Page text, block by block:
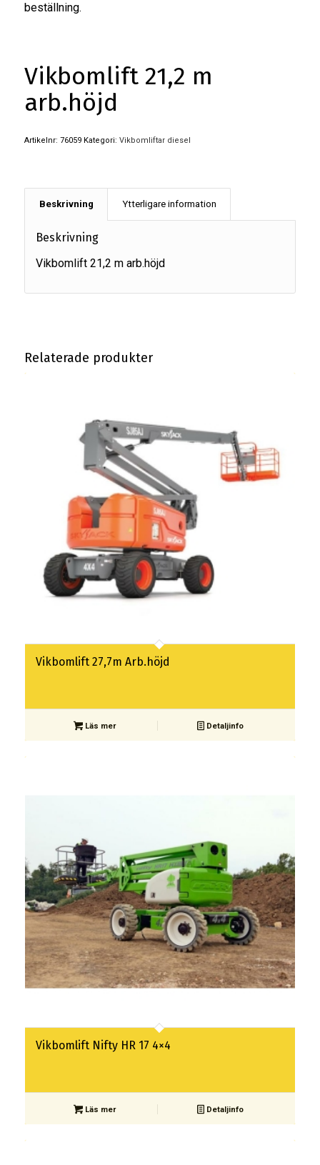
beställning.
Vikbomlift 21,2 m
arb.höjd
Artikelnr: 76059 Kategori: Vikbomliftar diesel
Beskrivning Ytterligare information
Beskrivning
Vikbomlift 21,2 m arb.höjd
Relaterade produkter
Vikbomlift 27,7m Arb.höjd
Läs mer Detaljinfo
Vikbomlift Nifty HR 17 4×4
Läs mer Detaljinfo